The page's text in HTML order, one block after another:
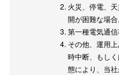
火災、停電、
開が困難な場合
第一種電気通信
その他、運用
時中断、もし
態により、当